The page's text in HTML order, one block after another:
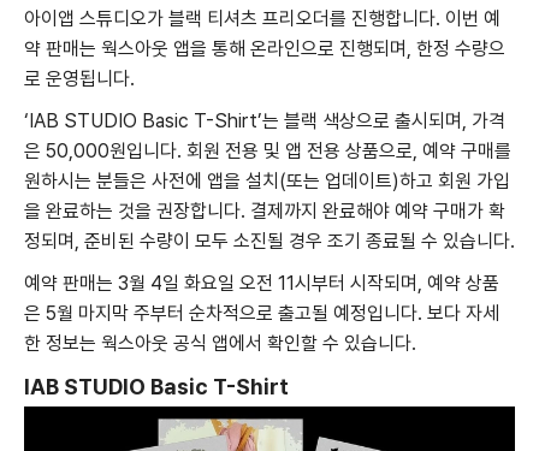
아이앱 스튜디오가 블랙 티셔츠 프리오더를 진행합니다. 이번 예
약 판매는 웍스아웃 앱을 통해 온라인으로 진행되며, 한정 수량으
로 운영됩니다.
‘IAB STUDIO Basic T-Shirt’는 블랙 색상으로 출시되며, 가격
은 50,000원입니다. 회원 전용 및 앱 전용 상품으로, 예약 구매를
원하시는 분들은 사전에 앱을 설치(또는 업데이트)하고 회원 가입
을 완료하는 것을 권장합니다. 결제까지 완료해야 예약 구매가 확
정되며, 준비된 수량이 모두 소진될 경우 조기 종료될 수 있습니다.
예약 판매는 3월 4일 화요일 오전 11시부터 시작되며, 예약 상품
은 5월 마지막 주부터 순차적으로 출고될 예정입니다. 보다 자세
한 정보는 웍스아웃 공식 앱에서 확인할 수 있습니다.
IAB STUDIO Basic T-Shirt